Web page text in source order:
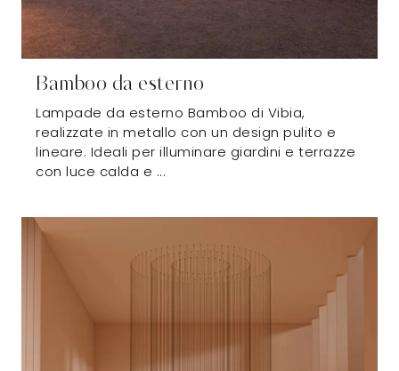
Bamboo da esterno
Lampade da esterno Bamboo di Vibia,
realizzate in metallo con un design pulito e
lineare. Ideali per illuminare giardini e terrazze
con luce calda e ...